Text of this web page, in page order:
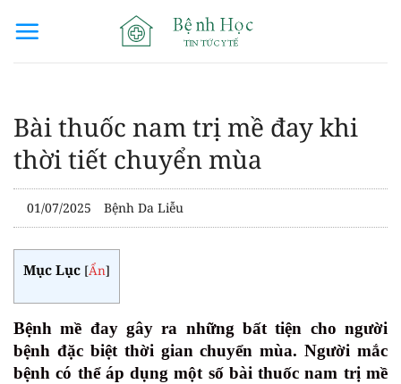
qua
Bài thuốc nam trị mề đay khi
thời tiết chuyển mùa
01/07/2025 Bệnh Da Liễu
Mục Lục [Ẩn]
Bệnh mề đay gây ra những bất tiện cho người
bệnh đặc biệt thời gian chuyển mùa. Người mắc
bệnh có thể áp dụng một số bài thuốc nam trị mề